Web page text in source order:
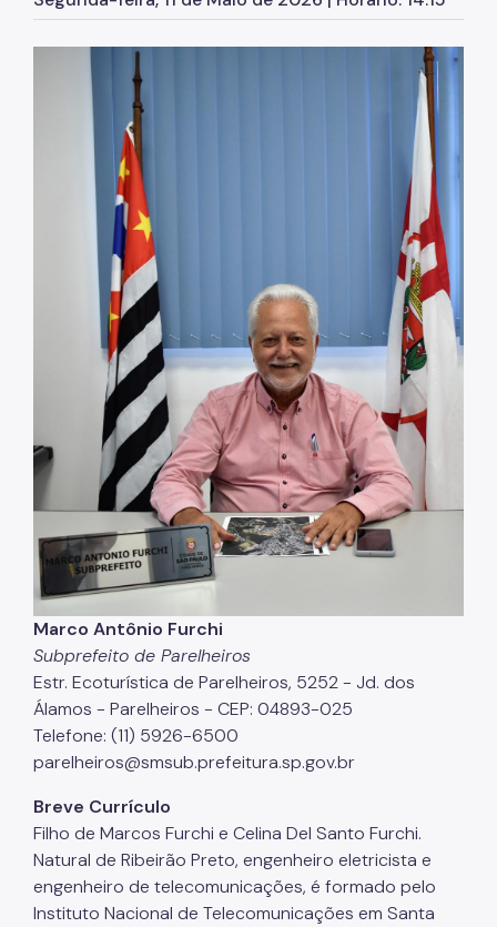
SP Mais Fácil
Zeladoria Urbana
Cata-Bagulho
CADES-PA
Termo de Cooperação
Programa de Metas
Polo de Ecoturismo
Cons. Gestor Polo de Ecoturismo
Marco Antônio Furchi
Subprefeito de Parelheiros
Estr. Ecoturística de Parelheiros, 5252 - Jd. dos
Álamos - Parelheiros - CEP: 04893-025
Telefone: (11) 5926-6500
parelheiros@smsub.prefeitura.sp.gov.br
Breve Currículo
Filho de Marcos Furchi e Celina Del Santo Furchi.
Natural de Ribeirão Preto, engenheiro eletricista e
engenheiro de telecomunicações, é formado pelo
Instituto Nacional de Telecomunicações em Santa